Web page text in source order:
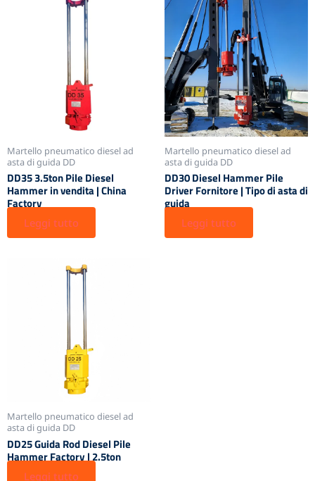
Martello pneumatico diesel ad
asta di guida DD
DD35 3.5ton Pile Diesel
Hammer in vendita | China
Factory
Leggi tutto
Martello pneumatico diesel ad
asta di guida DD
DD30 Diesel Hammer Pile
Driver Fornitore | Tipo di asta di
guida
Leggi tutto
Martello pneumatico diesel ad
asta di guida DD
DD25 Guida Rod Diesel Pile
Hammer Factory | 2.5ton
Leggi tutto